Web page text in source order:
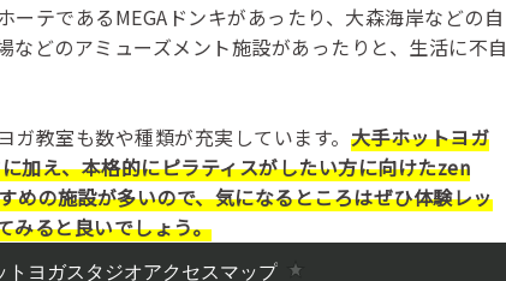
ーテであるMEGAドンキがあったり、大森海岸などの自
などのアミューズメント施設があったりと、生活に不自
ガ教室も数や種類が充実しています。 大手ホットヨガ
加え、本格的にピラティスがしたい方に向けたzen
の施設が多いので、気になるところはぜひ体験レッ
みると良いでしょう。